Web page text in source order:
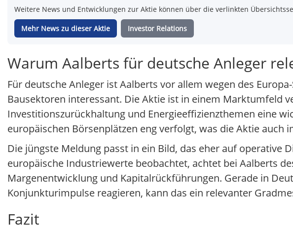
Weitere News und Entwicklungen zur Aktie können über die verlinkten
Mehr News zu dieser Aktie Investor Relations
Warum Aalberts für deutsche Anleger
Für deutsche Anleger ist Aalberts vor allem wegen des
Bausektoren interessant. Die Aktie ist in einem Marktumfeld
Investitionszurückhaltung und Energieeffizienzthemen eine
europäischen Börsenplätzen eng verfolgt, was die Aktie
Die jüngste Meldung passt in ein Bild, das eher auf operative
europäische Industriewerte beobachtet, achtet bei Aalberts
Margenentwicklung und Kapitalrückführungen. Gerade in
Konjunkturimpulse reagieren, kann das ein relevanter
Fazit